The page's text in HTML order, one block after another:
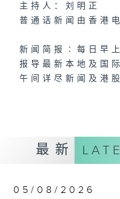
主持人：刘明正
普通话新闻由香港
新闻简报∶每日早
报导最新本地及国
午间详尽新闻及港
最新
05/08/2026